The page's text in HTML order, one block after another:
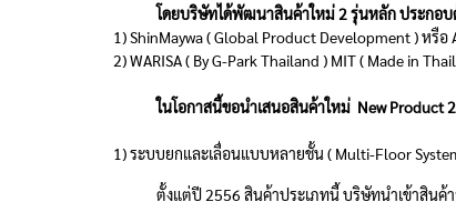
โดยบริษัทได้พัฒนาสินค้าใหม่ 2 รุ่นหลัก ประกอบ
1) ShinMaywa ( Global Product Development ) หรือ
2) WARISA ( By G-Park Thailand ) MIT ( Made in
ในโอกาสนี้ขอนำเสนอสินค้าใหม่ New
1) ระบบยกและเลื่อนแบบหลายชั้น ( Multi-Floor
ตั้งแต่ปี 2556 สินค้าประเภทนี้ บริษัทนำเข้าสินค้าจ